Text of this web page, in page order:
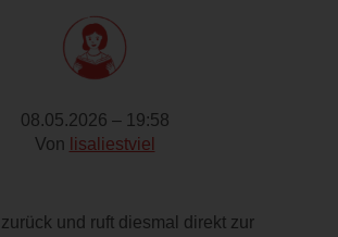
08.05.2026 – 19:58
Von lisaliestviel
und ruft diesmal direkt zur